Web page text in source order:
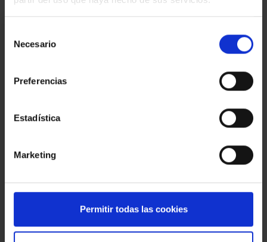
Necesario
Preferencias
Estadística
Marketing
Permitir todas las cookies
Estic interessat
*Camps requerits
Telèfon
mail